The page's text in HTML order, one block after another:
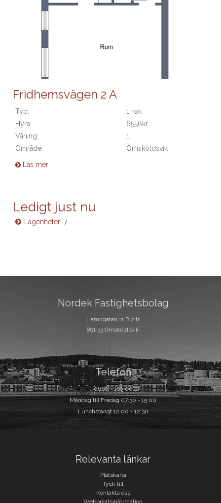
Fridhemsvägen 2 A
Typ:
1 rok
Hyra:
6556kr
Våning:
1
Område:
Örnsköldsvik
Läs mer
Ledigt just nu
Lägenheter:7
Nordek Fastighetsbolag
Hamngatan 11 B 2 tr
891 33 Örnsköldsvik
Telefon
0660 - 103 00
Måndag till Fredag 07:30 - 15:00
Lunchstängt 12:00 - 12:30
Relevanta länkar
Platskarta
Tyck till
Kontakta oss
Webbplatsinformation